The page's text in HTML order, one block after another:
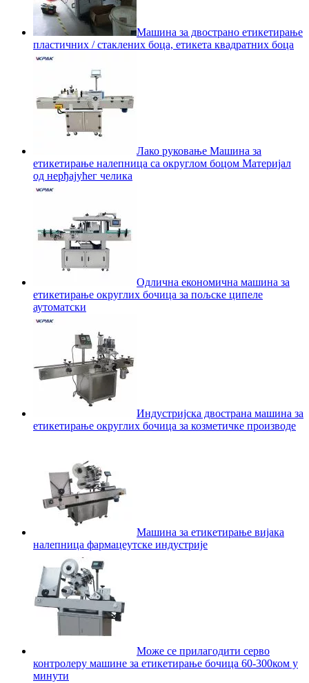
Машина за двострано етикетирање
пластичних / стаклених боца, етикета квадратних боца
Лако руковање Машина за
етикетирање налепница са округлом боцом Материјал
од нерђајућег челика
Одлична економична машина за
етикетирање округлих бочица за пољске ципеле
аутоматски
Индустријска двострана машина за
етикетирање округлих бочица за козметичке производе
Машина за етикетирање вијака
налепница фармацеутске индустрије
Може се прилагодити серво
контролеру машине за етикетирање бочица 60-300ком у
минути